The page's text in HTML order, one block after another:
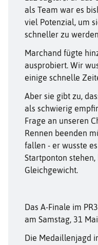
als Team war es
viel Potenzial, um
schneller zu
Marchand fügte
ausprobiert. Wir
einige schnelle
Aber sie gibt zu,
als schwierig
Frage an unseren
Rennen beenden
fallen - er wusste
Startponton
Gleichgewicht.
Das A-Finale im
am Samstag, 31
Die Medaillenjagd